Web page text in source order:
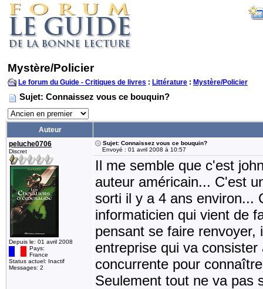
Mystère/Policier
Le forum du Guide - Critiques de livres : Littérature : Mystère/Policier
Sujet: Connaissez vous ce bouquin?
Auteur
peluche0706
Discret
Depuis le: 01 avril 2008
Pays:
France
Status actuel: Inactif
Messages: 2
Sujet: Connaissez vous ce bouquin?
Envoyé : 01 avril 2008 à 10:57
Il me semble que c'est
auteur américain... C'est
sorti il y a 4 ans environ...
informaticien qui vient de
pensant se faire
entreprise qui va
concurrente pour
Seulement tout ne va pas